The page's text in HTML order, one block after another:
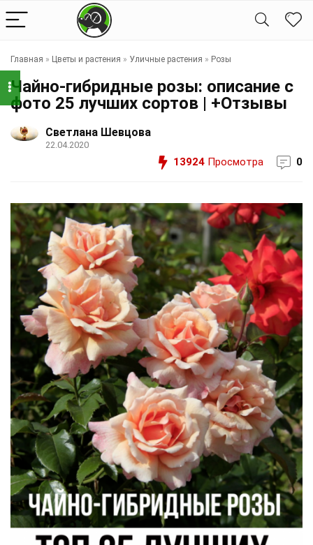
Главная » Цветы и растения » Уличные растения » Розы
Чайно-гибридные розы: описание с
фото 25 лучших сортов | +Отзывы
Светлана Шевцова
22.04.2020
13924 Просмотра 0